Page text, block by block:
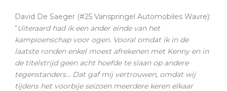
David De Saeger (#25 Vanspringel Automobiles Wavre):
“Uiteraard had ik een ander einde van het
kampioenschap voor ogen. Vooral omdat ik in de
laatste ronden enkel moest afrekenen met Kenny en in
de titelstrijd geen acht hoefde te slaan op andere
tegenstanders… Dat gaf mij vertrouwen, omdat wij
tijdens het voorbije seizoen meerdere keren elkaar